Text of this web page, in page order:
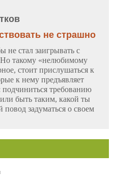
не страшно
не стал заигрывать с
Но такому «нелюбимому
стоит прислушаться к
к нему предъявляет
требованию
быть таким, какой ты
задуматься о своем